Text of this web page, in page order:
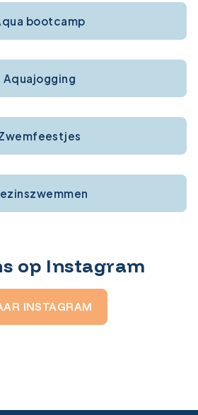
bootcamp
Aquajogging
op Instagram
INSTAGRAM